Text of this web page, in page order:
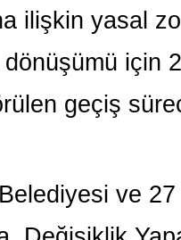
ilişkin yasal
için
geçiş
ve 27